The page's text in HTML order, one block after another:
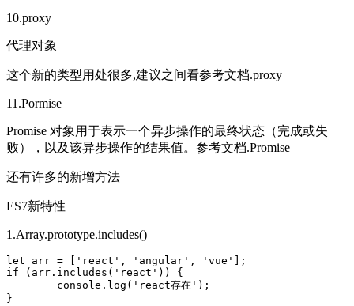
10.proxy
代理对象
这个新的类型用处很多,建议之间看参考文档.proxy
11.Pormise
Promise 对象用于表示一个异步操作的最终状态（完成或失
败），以及该异步操作的结果值。参考文档.Promise
还有许多的新增方法
ES7新特性
1.Array.prototype.includes()
let arr = ['react', 'angular', 'vue'];
if (arr.includes('react')) {
}